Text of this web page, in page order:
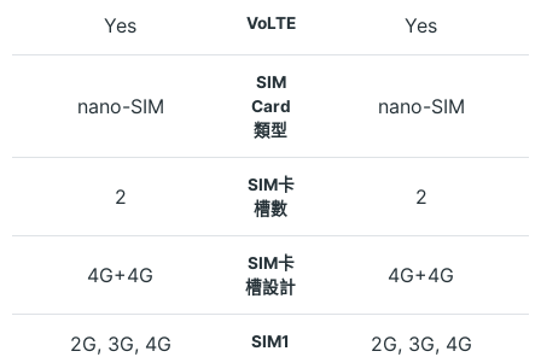
Yes VoLTE Yes
nano-SIM
SIM
Card
類型
nano-SIM
2
SIM卡
槽數
2
4G+4G
SIM卡
槽設計
4G+4G
2G, 3G, 4G SIM1 2G, 3G, 4G